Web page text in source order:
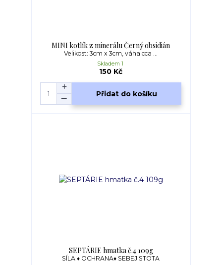
MINI kotlík z minerálu Černý obsidián
Velikost: 3cm x 3cm, váha cca ...
150 Kč
Skladem 1
Přidat do košíku
SEPTÁRIE hmatka č.4 109g
SÍLA ♦ OCHRANA♦ SEBEJISTOTA